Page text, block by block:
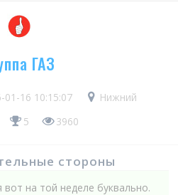
ГАЗ
01-16 10:15:07
Нижний
5 3960
стороны
на той неделе буквально.